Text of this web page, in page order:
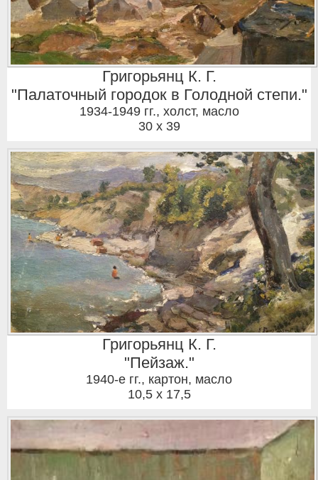
Григорьянц К. Г.
"Палаточный городок в Голодной степи."
1934-1949 гг., холст, масло
30 x 39
Григорьянц К. Г.
"Пейзаж."
1940-е гг., картон, масло
10,5 x 17,5